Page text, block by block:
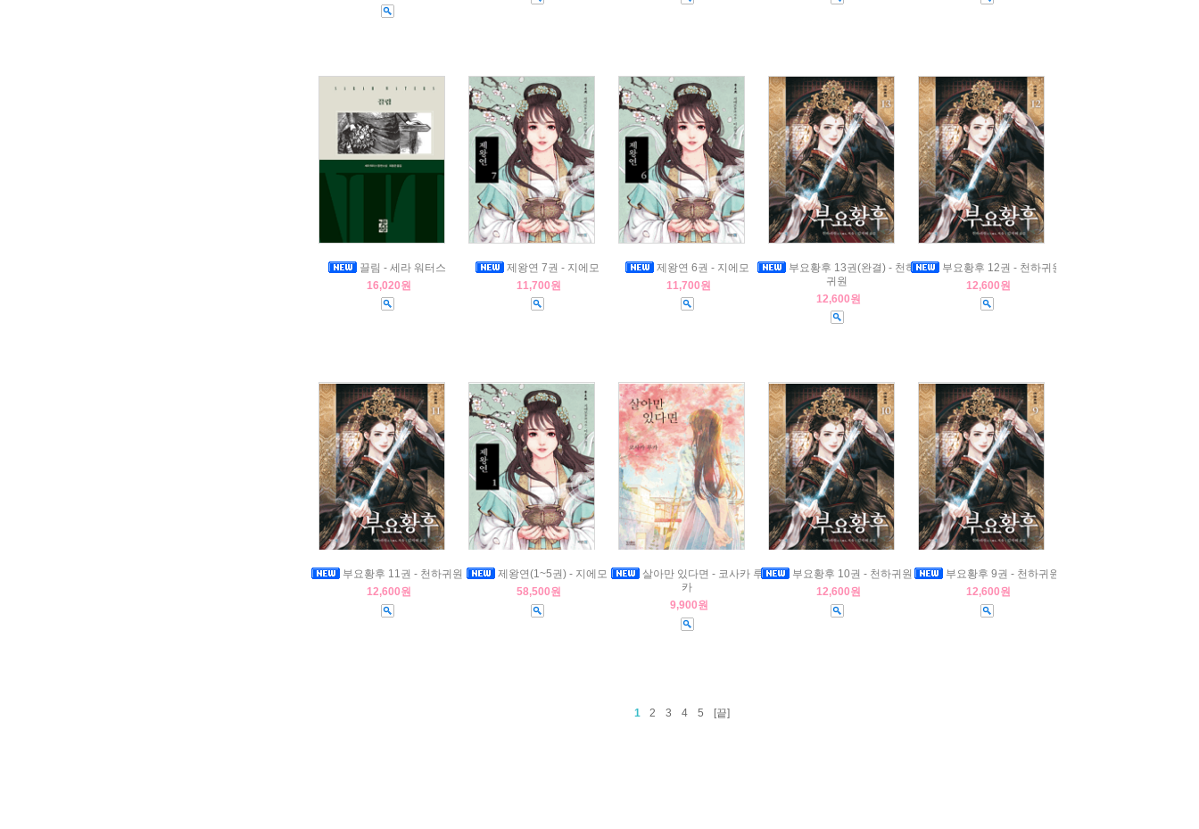
끌림 - 세라 워터스
16,020원
제왕연 7권 - 지에모
11,700원
제왕연 6권 - 지에모
11,700원
부요황후 13권(완결) - 천하
귀원
12,600원
부요황후 12권 - 천하귀원
12,600원
부요황후 11권 - 천하귀원
12,600원
제왕연(1~5권) - 지에모
58,500원
살아만 있다면 - 코사카 루
카
9,900원
부요황후 10권 - 천하귀원
12,600원
부요황후 9권 - 천하귀원
12,600원
1 2 3 4 5 [끝]